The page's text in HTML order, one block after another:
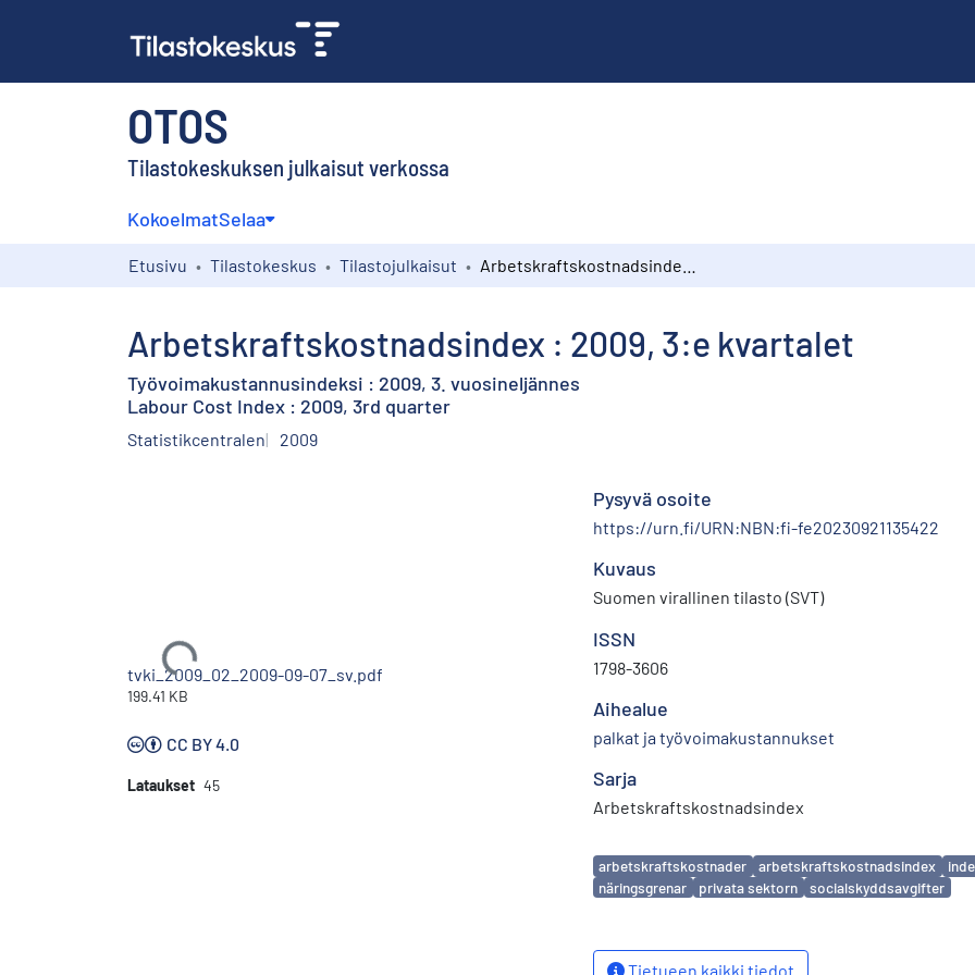
OTOS
Tilastokeskuksen julkaisut verkossa
KokoelmatSelaa
Etusivu Tilastokeskus Tilastojulkaisut
Arbetskraftskostnadsindex : 2009, 3:e kvartalet
Työvoimakustannusindeksi : 2009, 3. vuosineljännes
Labour Cost Index : 2009, 3rd quarter
Statistikcentralen 2009
Ladataan...
tvki_2009_02_2009-09-07_sv.pdf
199.41 KB
CC BY 4.0
Lataukset 45
Pysyvä osoite
https://urn.fi/URN:NBN:fi-fe20230921135422
Kuvaus
Suomen virallinen tilasto (SVT)
ISSN
1798-3606
Aihealue
palkat ja työvoimakustannukset
Sarja
Arbetskraftskostnadsindex
Avainsanat
arbetskraftskostnader arbetskraftskostnadsindex
näringsgrenar
privata sektorn socialskyddsavgifter
Tietueen kaikki tiedot